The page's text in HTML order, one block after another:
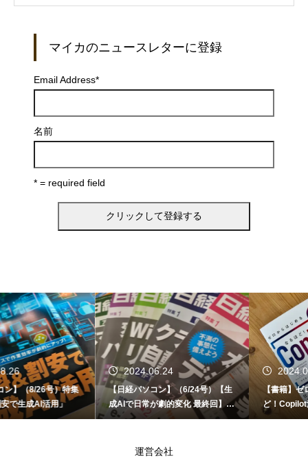
マイカのニュースレターに登録
Email Address*
名前
* = required field
2024.06.24
【日経パソコン】（6/24号）【生
成AIで日常が劇的変化 最終回】 A
I時代のアプリケーション／サービ
2024.06.12
【書籍】ゼロからはじめる なるほ
ど！Copilot活用術（技術評論社）
運営会社